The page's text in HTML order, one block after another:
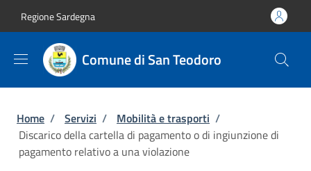
Regione Sardegna
Comune di San Teodoro
Briciole di pane
Home / Servizi / Mobilità e trasporti /
Discarico della cartella di pagamento o di ingiunzione di
pagamento relativo a una violazione